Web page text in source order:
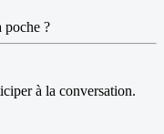
poche ?
à la conversation.